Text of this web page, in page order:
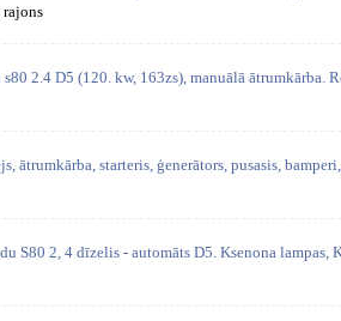
rajons
2.4 D5 (120. kw, 163zs), manuālā ātrumkārba.
ātrumkārba, starteris, ģenerātors, pusasis,
S80 2, 4 dīzelis - automāts D5. Ksenona lampas,